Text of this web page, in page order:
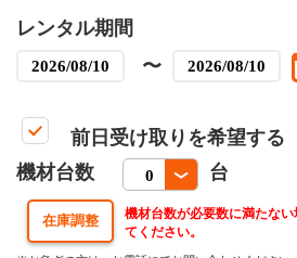
レンタル期間
〜
前日受け取りを希望する
機材台数
台
機材台数が必要数に満たな
てください。